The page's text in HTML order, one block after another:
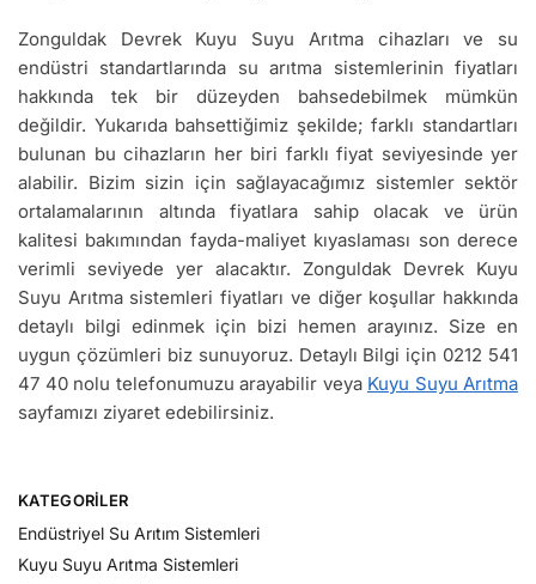
Zonguldak Devrek Kuyu Suyu Arıtma cihazları ve su
endüstri standartlarında su arıtma sistemlerinin fiyatları
hakkında tek bir düzeyden bahsedebilmek mümkün
değildir. Yukarıda bahsettiğimiz şekilde; farklı standartları
bulunan bu cihazların her biri farklı fiyat seviyesinde yer
alabilir. Bizim sizin için sağlayacağımız sistemler sektör
ortalamalarının altında fiyatlara sahip olacak ve ürün
kalitesi bakımından fayda-maliyet kıyaslaması son derece
verimli seviyede yer alacaktır. Zonguldak Devrek Kuyu
Suyu Arıtma sistemleri fiyatları ve diğer koşullar hakkında
detaylı bilgi edinmek için bizi hemen arayınız. Size en
uygun çözümleri biz sunuyoruz. Detaylı Bilgi için 0212 541
47 40 nolu telefonumuzu arayabilir veya Kuyu Suyu Arıtma
sayfamızı ziyaret edebilirsiniz.
KATEGORILER
Endüstriyel Su Arıtım Sistemleri
Kuyu Suyu Arıtma Sistemleri